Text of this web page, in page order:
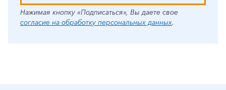
Нажимая кнопку «Подписаться», Вы даете свое
согласие на обработку персональных данных.